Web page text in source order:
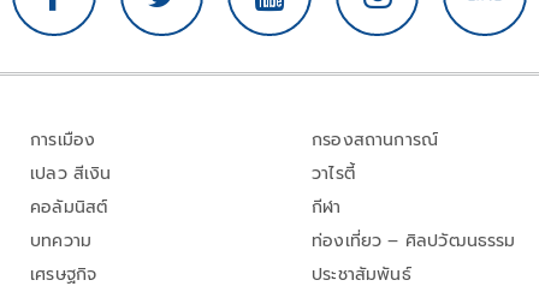
การเมือง
เปลว สีเงิน
คอลัมนิสต์
บทความ
เศรษฐกิจ
กรองสถานการณ์
วาไรตี้
กีฬา
ท่องเที่ยว – ศิลปวัฒนธรรม
ประชาสัมพันธ์